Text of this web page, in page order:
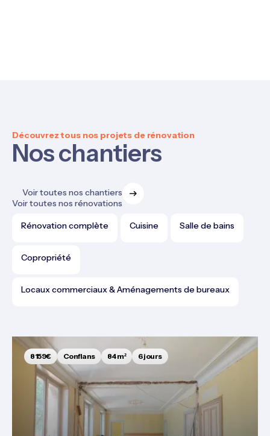
Découvrez tous nos projets de rénovation
Nos chantiers
Voir toutes nos chantiers
Voir toutes nos rénovations
Rénovation complète Cuisine Salle de bains
Copropriété
Locaux commerciaux & Aménagements de bureaux
8159€ Conflans 84 m² 6 jours